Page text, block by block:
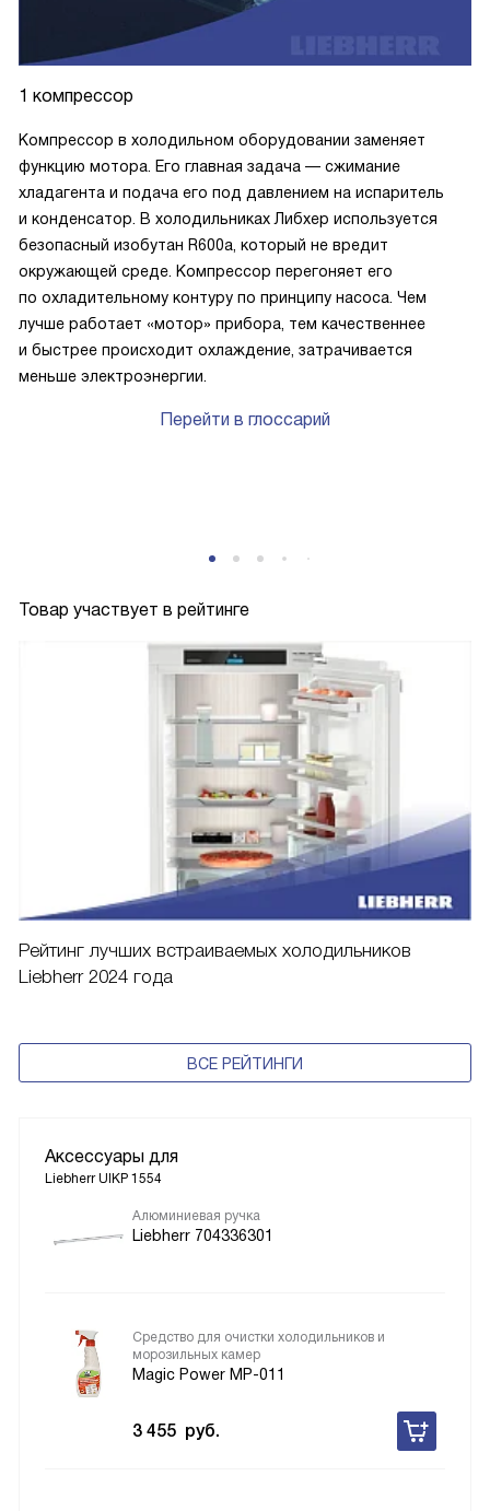
1 компрессор
Компрессор в холодильном оборудовании заменяет
функцию мотора. Его главная задача — сжимание
хладагента и подача его под давлением на испаритель
и конденсатор. В холодильниках Либхер используется
безопасный изобутан R600a, который не вредит
окружающей среде. Компрессор перегоняет его
по охладительному контуру по принципу насоса. Чем
лучше работает «мотор» прибора, тем качественнее
и быстрее происходит охлаждение, затрачивается
меньше электроэнергии.
Перейти в глоссарий
Товар участвует в рейтинге
Рейтинг лучших встраиваемых холодильников
Liebherr 2024 года
ВСЕ РЕЙТИНГИ
Аксессуары для
Liebherr UIKP 1554
Алюминиевая ручка
Liebherr 704336301
Средство для очистки холодильников и
морозильных камер
Magic Power MP-011
3 455 руб.